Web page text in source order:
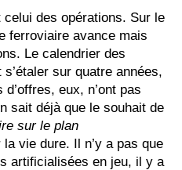
celui des opérations. Sur le
ferroviaire avance mais
Le calendrier des
sur quatre années,
eux, n’ont pas
sait déjà que le souhait de
sur le plan
vie dure. Il n’y a pas que
artificialisées en jeu, il y a